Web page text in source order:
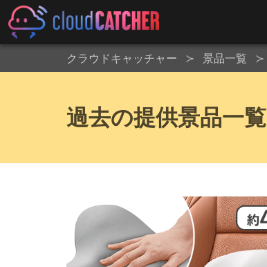
クラウドキャッチャー 景品一覧
過去の提供景品一覧